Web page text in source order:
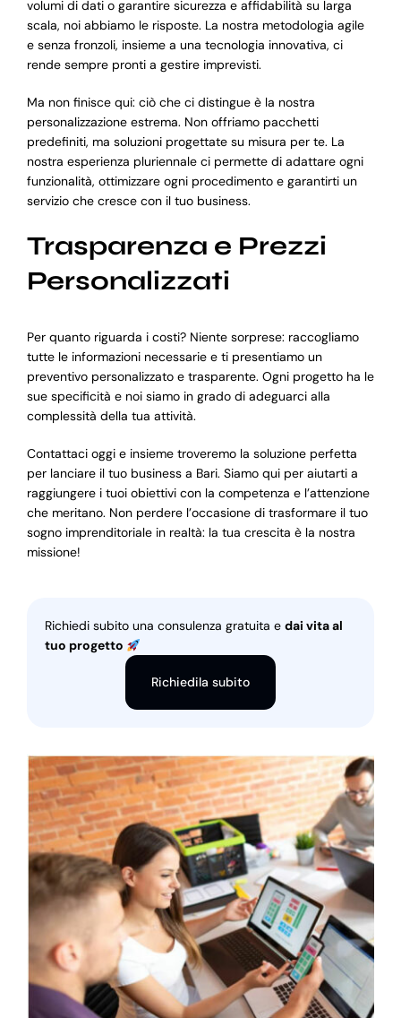
volumi di dati o garantire sicurezza e affidabilità su larga
scala, noi abbiamo le risposte. La nostra metodologia agile
e senza fronzoli, insieme a una tecnologia innovativa, ci
rende sempre pronti a gestire imprevisti.
Ma non finisce qui: ciò che ci distingue è la nostra
personalizzazione estrema. Non offriamo pacchetti
predefiniti, ma soluzioni progettate su misura per te. La
nostra esperienza pluriennale ci permette di adattare ogni
funzionalità, ottimizzare ogni procedimento e garantirti un
servizio che cresce con il tuo business.
Trasparenza e Prezzi
Personalizzati
Per quanto riguarda i costi? Niente sorprese: raccogliamo
tutte le informazioni necessarie e ti presentiamo un
preventivo personalizzato e trasparente. Ogni progetto ha le
sue specificità e noi siamo in grado di adeguarci alla
complessità della tua attività.
Contattaci oggi e insieme troveremo la soluzione perfetta
per lanciare il tuo business a Bari. Siamo qui per aiutarti a
raggiungere i tuoi obiettivi con la competenza e l’attenzione
che meritano. Non perdere l’occasione di trasformare il tuo
sogno imprenditoriale in realtà: la tua crescita è la nostra
missione!
Richiedi subito una consulenza gratuita e dai vita al
tuo progetto
Richiedila subito